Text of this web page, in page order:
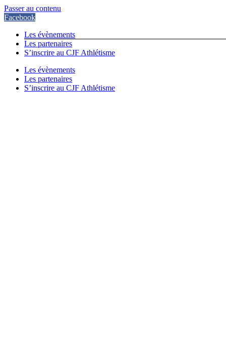
Passer au contenu
Facebook
Les évènements
Les partenaires
S’inscrire au CJF Athlétisme
Les évènements
Les partenaires
S’inscrire au CJF Athlétisme